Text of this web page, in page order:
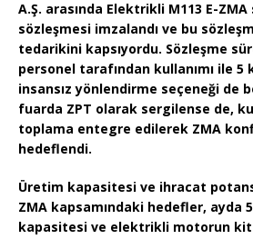
A.Ş. arasında Elektrikli M113 E-ZMA
sözleşmesi imzalandı ve bu
tedarikini kapsıyordu. Sözleşme
personel tarafından kullanımı ile
insansız yönlendirme seçeneği de
fuarda ZPT olarak sergilense de,
toplama entegre edilerek ZMA
hedeflendi.
Üretim kapasitesi ve ihracat
ZMA kapsamındaki hedefler, ayda
kapasitesi ve elektrikli motorun kit